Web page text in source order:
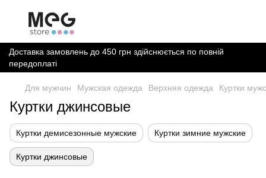
Доставка замовлень до 450 грн здійснюється по повній
передоплаті
Для мужчин Мужская одежда Верхняя одежда Куртки
Куртки джинсовые
Куртки демисезонные мужские Куртки зимние мужские
Куртки джинсовые